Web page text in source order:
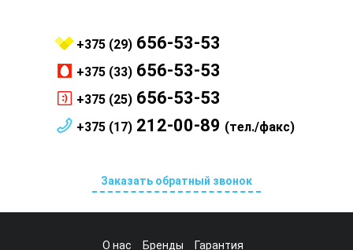
+375 (29) 656-53-53
+375 (33) 656-53-53
+375 (25) 656-53-53
+375 (17) 212-00-89 (тел./факс)
Заказать обратный звонок
О нас Бренды Гарантия